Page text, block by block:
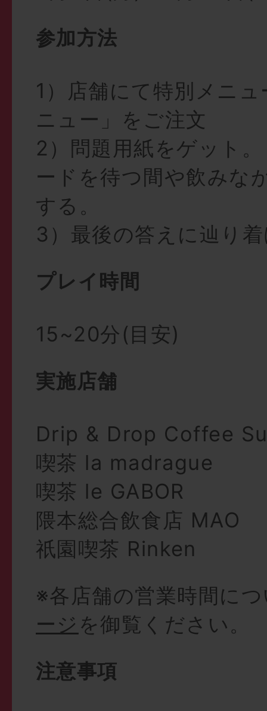
参加方法
1）店舗にて特別メニ
ニュー」をご注文
2）問題用紙をゲット
ードを待つ間や飲みな
する。
3）最後の答えに辿り
プレイ時間
15~20分(目安)
実施店舗
Drip & Drop Coffee
喫茶 la madrague
喫茶 le GABOR
隈本総合飲食店 MAO
祇園喫茶 Rinken
※各店舗の営業時間に
ージ を御覧ください。
注意事項